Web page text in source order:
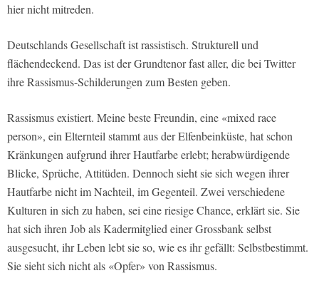
hier nicht mitreden.
Deutschlands Gesellschaft ist rassistisch. Strukturell und
flächendeckend. Das ist der Grundtenor fast aller, die bei Twitter
ihre Rassismus-Schilderungen zum Besten geben.
Rassismus existiert. Meine beste Freundin, eine «mixed race
person», ein Elternteil stammt aus der Elfenbeinküste, hat schon
Kränkungen aufgrund ihrer Hautfarbe erlebt; herabwürdigende
Blicke, Sprüche, Attitüden. Dennoch sieht sie sich wegen ihrer
Hautfarbe nicht im Nachteil, im Gegenteil. Zwei verschiedene
Kulturen in sich zu haben, sei eine riesige Chance, erklärt sie. Sie
hat sich ihren Job als Kadermitglied einer Grossbank selbst
ausgesucht, ihr Leben lebt sie so, wie es ihr gefällt: Selbstbestimmt.
Sie sieht sich nicht als «Opfer» von Rassismus.